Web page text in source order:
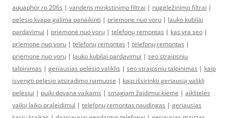
aquaphor ro 206s | vandens minkstinimo filtrai | nugeležinimo filtrai |
pelesio kvapa galima panaikinti | priemone nuo voru | lauko kubilai
pardavimui | priemonė nuo vorų | telefonų remontas | kas yra seo |
priemone nuo voru | telefonų remontas | telefonų remontas |
priemonė nuo vorų | lauko kubilai pardavimui | seo straipsniu
talpinimas | geriausias pelėsio valiklis | seo straipsniu talpinimas | kaip
isvengti pelesio atsiradimo namuose | kaip išsirinkti geriausią valiklį
pelėsiui | puiki dovana vaikams | smagiam žaidimui kieme | aikštelės
vaikų laiko praleidimui | telefonų remontas naudingas | geriausias